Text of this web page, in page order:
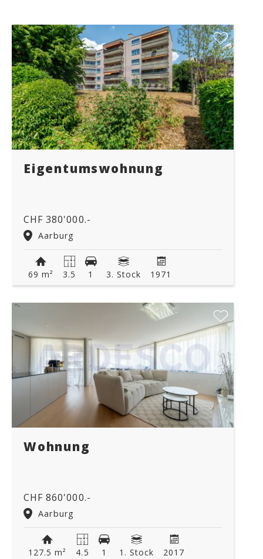
Eigentumswohnung
CHF 380'000.-
Aarburg
69 m² 3.5 1 3. Stock 1971
Wohnung
CHF 860'000.-
Aarburg
127.5 m² 4.5 1 1. Stock 2017